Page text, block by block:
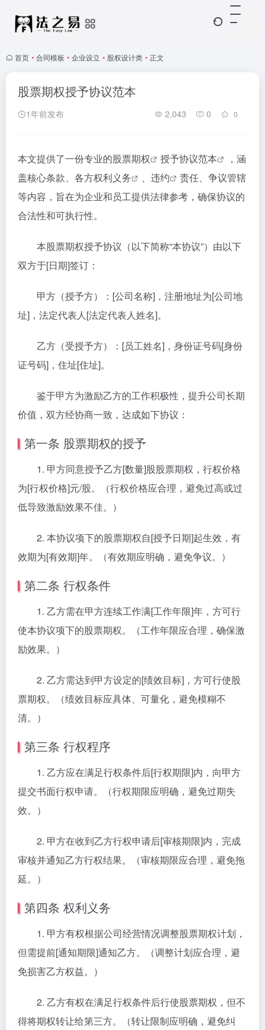
首页 • 合同模板 • 企业设立 • 股权设计类 • 正文
股票期权授予协议范本
1年前发布 2,043 0 0
本文提供了一份专业的股票期权 授予协议范本
，涵
盖核心条款、各方权利义务 、 违约
责任、争议管辖
等内容，旨在为企业和员工提供法律参考，确保协议的
合法性和可执行性。
本股票期权授予协议（以下简称“本协议”）由以下
双方于[日期]签订：
甲方（授予方）：[公司名称]，注册地址为[公司地
址]，法定代表人[法定代表人姓名]。
乙方（受授予方）：[员工姓名]，身份证号码[身份
证号码]，住址[住址]。
鉴于甲方为激励乙方的工作积极性，提升公司长期
价值，双方经协商一致，达成如下协议：
第一条 股票期权的授予
1. 甲方同意授予乙方[数量]股股票期权，行权价格
为[行权价格]元/股。（行权价格应合理，避免过高或过
低导致激励效果不佳。）
2. 本协议项下的股票期权自[授予日期]起生效，有
效期为[有效期]年。（有效期应明确，避免争议。）
第二条 行权条件
1. 乙方需在甲方连续工作满[工作年限]年，方可行
使本协议项下的股票期权。（工作年限应合理，确保激
励效果。）
2. 乙方需达到甲方设定的[绩效目标]，方可行使股
票期权。（绩效目标应具体、可量化，避免模糊不
清。）
第三条 行权程序
1. 乙方应在满足行权条件后[行权期限]内，向甲方
提交书面行权申请。（行权期限应明确，避免过期失
效。）
2. 甲方在收到乙方行权申请后[审核期限]内，完成
审核并通知乙方行权结果。（审核期限应合理，避免拖
延。）
第四条 权利义务
1. 甲方有权根据公司经营情况调整股票期权计划，
但需提前[通知期限]通知乙方。（调整计划应合理，避
免损害乙方权益。）
2. 乙方有权在满足行权条件后行使股票期权，但不
得将期权转让给第三方。（转让限制应明确，避免纠